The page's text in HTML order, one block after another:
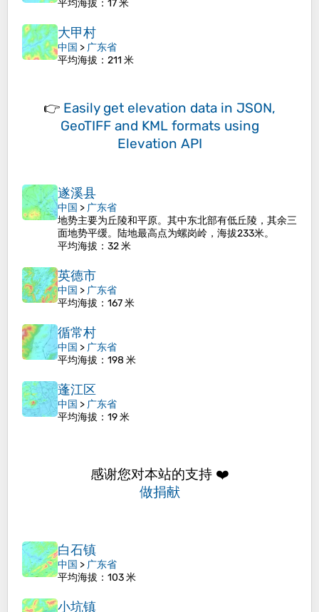
平均海拔 ：17 米
大甲村
中国 > 广东省
平均海拔 ：211 米
👉 Easily get elevation data in JSON,
GeoTIFF and KML formats using
Elevation API
遂溪县
中国 > 广东省
地势主要为丘陵和平原。其中东北部有低丘陵，其余三
面地势平缓。陆地最高点为螺岗岭，海拔233米。
平均海拔 ：32 米
英德市
中国 > 广东省
平均海拔 ：167 米
循常村
中国 > 广东省
平均海拔 ：198 米
蓬江区
中国 > 广东省
平均海拔 ：19 米
感谢您对本站的支持 ❤️
做捐献
白石镇
中国 > 广东省
平均海拔 ：103 米
小坑镇